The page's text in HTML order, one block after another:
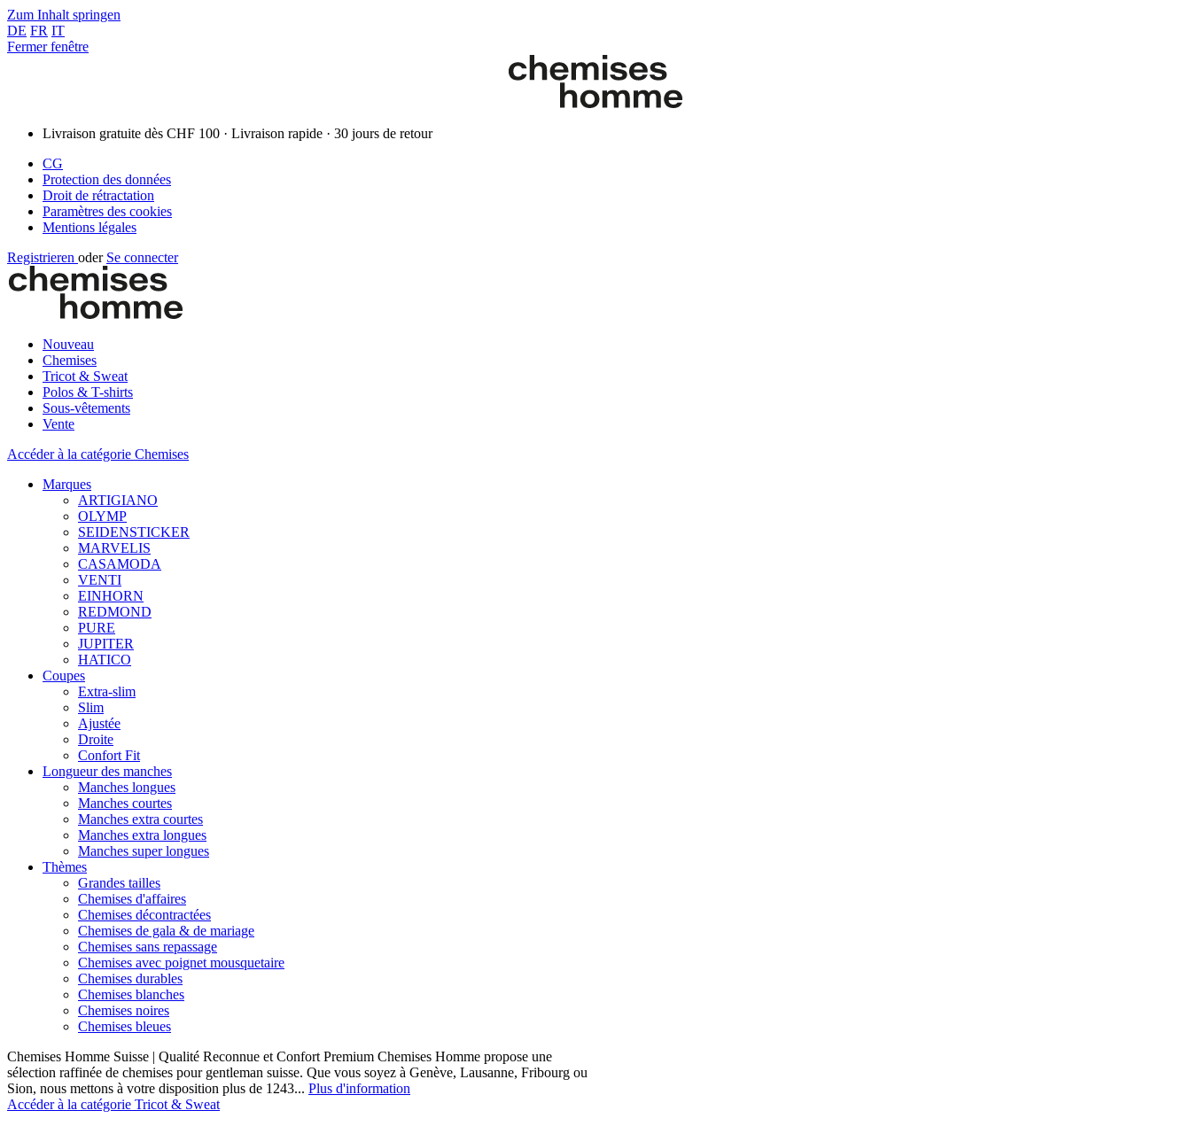
Zum Inhalt springen
DE FR IT
Fermer fenêtre
Livraison gratuite dès CHF 100 · Livraison rapide · 30 jours de retour
CG
Protection des données
Droit de rétractation
Paramètres des cookies
Mentions légales
Registrieren oder Se connecter
Nouveau
Chemises
Tricot & Sweat
Polos & T-shirts
Sous-vêtements
Vente
Accéder à la catégorie Chemises
Marques
ARTIGIANO
OLYMP
SEIDENSTICKER
MARVELIS
CASAMODA
VENTI
EINHORN
REDMOND
PURE
JUPITER
HATICO
Coupes
Extra-slim
Slim
Ajustée
Droite
Confort Fit
Longueur des manches
Manches longues
Manches courtes
Manches extra courtes
Manches extra longues
Manches super longues
Thèmes
Grandes tailles
Chemises d'affaires
Chemises décontractées
Chemises de gala & de mariage
Chemises sans repassage
Chemises avec poignet mousquetaire
Chemises durables
Chemises blanches
Chemises noires
Chemises bleues
Chemises Homme Suisse | Qualité Reconnue et Confort Premium Chemises Homme propose une
sélection raffinée de chemises pour gentleman suisse. Que vous soyez à Genève, Lausanne, Fribourg ou
Sion, nous mettons à votre disposition plus de 1243... Plus d'information
Accéder à la catégorie Tricot & Sweat